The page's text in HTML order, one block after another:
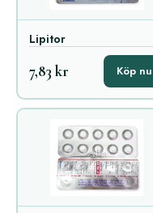
Lipitor
7,83 kr Köp nu